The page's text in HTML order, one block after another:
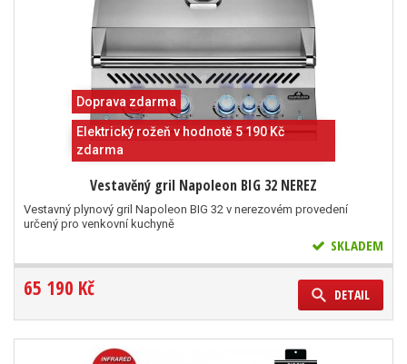
Doprava zdarma
Elektrický rožeň v hodnotě 5 190 Kč
zdarma
Vestavěný gril Napoleon BIG 32 NEREZ
Vestavný plynový gril Napoleon BIG 32 v nerezovém provedení
určený pro venkovní kuchyně
SKLADEM
65 190 Kč DETAIL